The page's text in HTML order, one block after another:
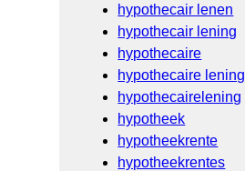
hypothecair lenen
hypothecair lening
hypothecaire
hypothecaire lening
hypothecairelening
hypotheek
hypotheekrente
hypotheekrentes